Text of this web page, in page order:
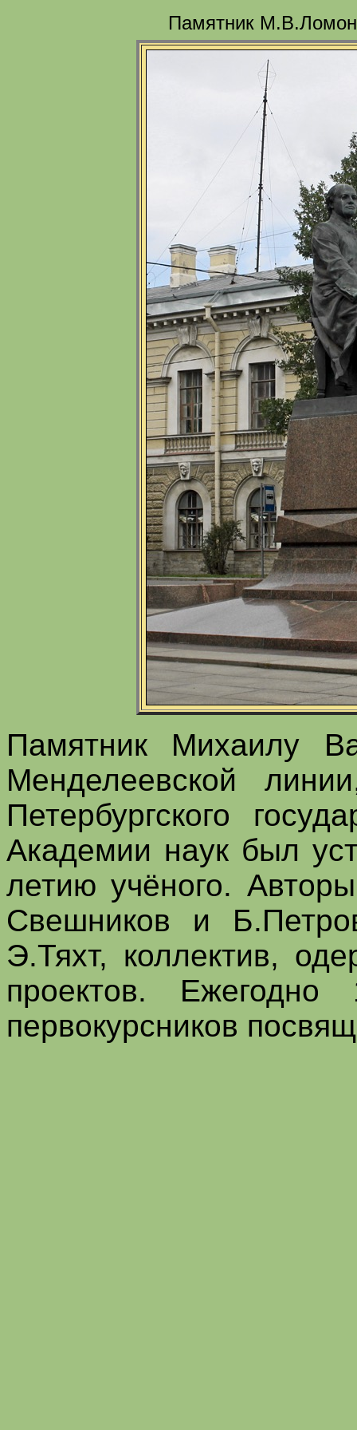
Памятник
Памятник Михаилу
Менделеевской
Петербургского
Академии наук был
летию учёного.
Свешников и
Э.Тяхт, коллектив,
проектов.
первокурсников